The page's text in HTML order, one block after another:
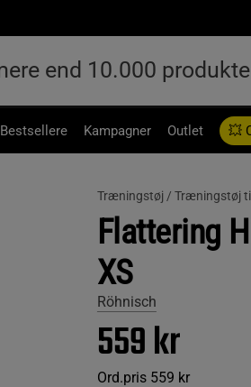
Bestsellere Kampagner Outlet 💥
Træningstøj / Træningstøj
Flattering
XS
Röhnisch
559 kr
Ord.pris 559 kr